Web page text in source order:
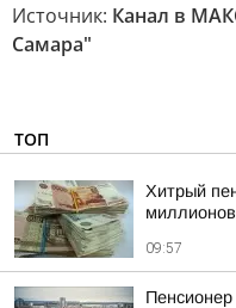
Источник: Канал в
Самара"
ТОП
Хитрый
09:57